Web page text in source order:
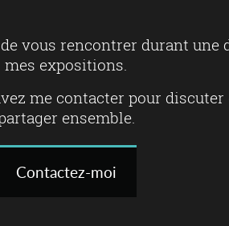
vous rencontrer durant une
mes expositions.
me contacter pour discuter
ensemble.
Contactez-moi